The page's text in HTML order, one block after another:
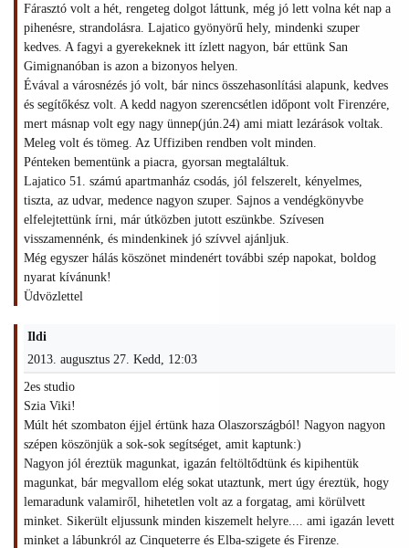
Fárasztó volt a hét, rengeteg dolgot láttunk, még jó lett volna két nap a
pihenésre, strandolásra. Lajatico gyönyörű hely, mindenki szuper
kedves. A fagyi a gyerekeknek itt ízlett nagyon, bár ettünk San
Gimignanóban is azon a bizonyos helyen.
Évával a városnézés jó volt, bár nincs összehasonlítási alapunk, kedves
és segítőkész volt. A kedd nagyon szerencsétlen időpont volt Firenzére,
mert másnap volt egy nagy ünnep(jún.24) ami miatt lezárások voltak.
Meleg volt és tömeg. Az Uffiziben rendben volt minden.
Pénteken bementünk a piacra, gyorsan megtaláltuk.
Lajatico 51. számú apartmanház csodás, jól felszerelt, kényelmes,
tiszta, az udvar, medence nagyon szuper. Sajnos a vendégkönyvbe
elfelejtettünk írni, már útközben jutott eszünkbe. Szívesen
visszamennénk, és mindenkinek jó szívvel ajánljuk.
Még egyszer hálás köszönet mindenért további szép napokat, boldog
nyarat kívánunk!
Üdvözlettel
Ildi
2013. augusztus 27. Kedd, 12:03
2es studio
Szia Viki!
Múlt hét szombaton éjjel értünk haza Olaszországból! Nagyon nagyon
szépen köszönjük a sok-sok segítséget, amit kaptunk:)
Nagyon jól éreztük magunkat, igazán feltöltődtünk és kipihentük
magunkat, bár megvallom elég sokat utaztunk, mert úgy éreztük, hogy
lemaradunk valamiről, hihetetlen volt az a forgatag, ami körülvett
minket. Sikerült eljussunk minden kiszemelt helyre.... ami igazán levett
minket a lábunkról az Cinqueterre és Elba-szigete és Firenze.